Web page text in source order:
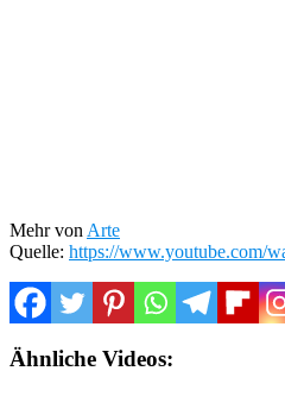
Mehr von Arte
Quelle: https://www.youtube.com/
Ähnliche Videos: